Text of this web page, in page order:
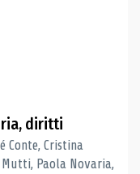
diritti
Conte, Cristina
Mutti, Paola Novaria,